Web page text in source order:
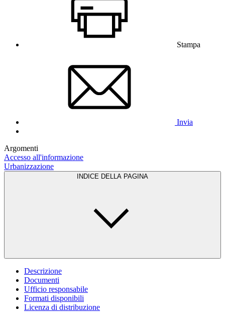
Stampa
Invia
Argomenti
Accesso all'informazione
Urbanizzazione
INDICE DELLA PAGINA
Descrizione
Documenti
Ufficio responsabile
Formati disponibili
Licenza di distribuzione